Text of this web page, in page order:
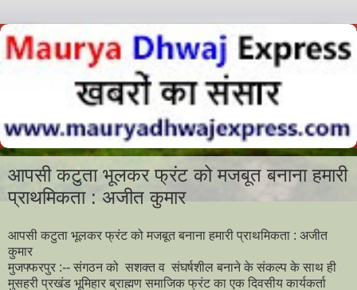
आपसी कटुता भूलकर फ्रंट को मजबूत बनाना हमारी
प्राथमिकता : अजीत कुमार
आपसी कटुता भूलकर फ्रंट को मजबूत बनाना हमारी प्राथमिकता : अजीत
कुमार
मुजफ्फरपुर :-- संगठन को सशक्त व संघर्षशील बनाने के संकल्प के साथ ही
मुसहरी प्रखंड भूमिहार ब्राह्मण समाजिक फ्रंट का एक दिवसीय कार्यकर्ता